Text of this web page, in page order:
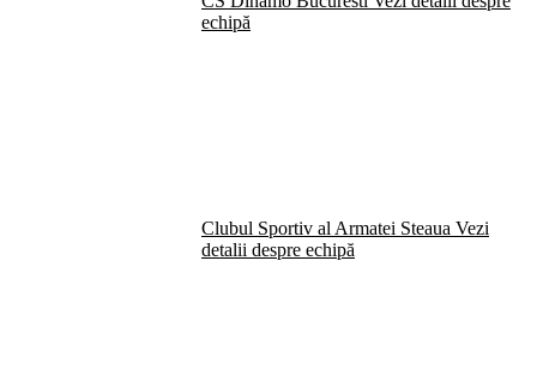
echipă
Clubul Sportiv al Armatei Steaua Vezi
detalii despre echipă